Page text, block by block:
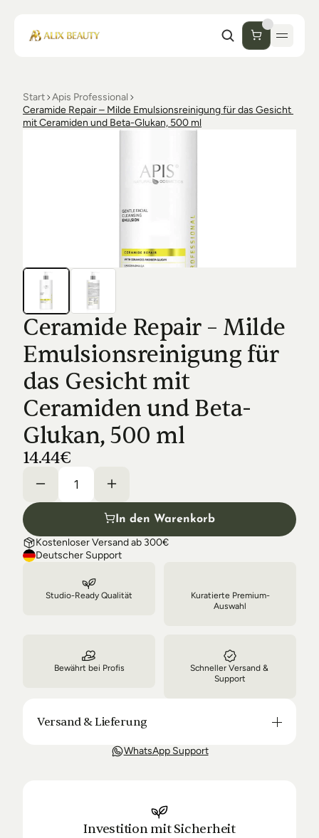
Start
Ästhetik
Luxmer
FAQs
Orders & Returns
Shipping & Delivery
Start Apis Professional
Ceramide Repair – Milde Emulsionsreinigung für das Gesicht
mit Ceramiden und Beta-Glukan, 500 ml
Ceramide Repair – Milde
Emulsionsreinigung für
das Gesicht mit
Ceramiden und Beta-
Glukan, 500 ml
14.44€
In den Warenkorb
Kostenloser Versand ab 300€
Deutscher Support
Studio-Ready Qualität
Kuratierte Premium-
Auswahl
Bewährt bei Profis
Schneller Versand &
Support
Versand & Lieferung
Unsere Lieferung ist in der Regel in 3-8 Tagen bei
Lieferung unter Umständen um einige Tage
verzögern.
WhatsApp Support
Investition mit Sicherheit